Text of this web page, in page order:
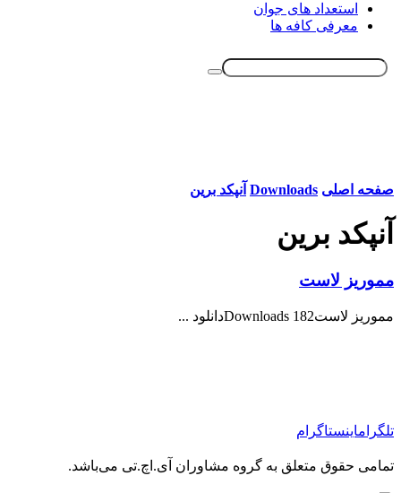
استعداد های جوان
معرفی کافه ها
صفحه اصلی Downloads آنپکد برین
آنپکد برین
مموریز لاست
مموریز لاست182 Downloadsدانلود ...
تلگراماینستاگرام
تمامی حقوق متعلق به گروه مشاوران آی.اچ.تی می‌باشد.